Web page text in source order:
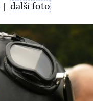
|další foto